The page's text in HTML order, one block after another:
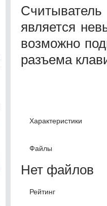
является
возможно
разъема
Характеристики
Файлы
Нет файлов
Рейтинг